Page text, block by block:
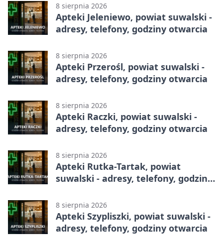
8 sierpnia 2026
Apteki Jeleniewo, powiat suwalski -
adresy, telefony, godziny otwarcia
8 sierpnia 2026
Apteki Przerośl, powiat suwalski -
adresy, telefony, godziny otwarcia
8 sierpnia 2026
Apteki Raczki, powiat suwalski -
adresy, telefony, godziny otwarcia
8 sierpnia 2026
Apteki Rutka-Tartak, powiat
suwalski - adresy, telefony, godziny
8 sierpnia 2026
Apteki Szypliszki, powiat suwalski -
adresy, telefony, godziny otwarcia